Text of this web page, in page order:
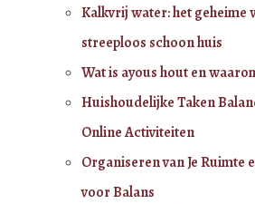
Kalkvrij water: het geheime
streeploos schoon huis
Wat is ayous hout en
Huishoudelijke Taken
Online Activiteiten
Organiseren van Je Ruimte
voor Balans